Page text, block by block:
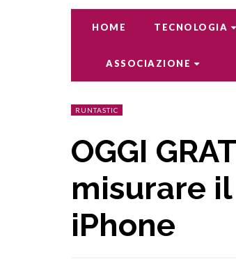
HOME TECNOLOGIA
ASSOCIAZIONE
RUNTASTIC
OGGI
misurare
iPhone